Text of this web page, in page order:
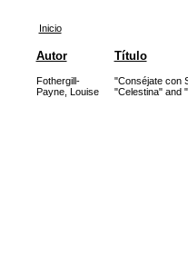
Inicio
Autor Título
Fothergill-
Payne, Louise
"Conséjate con
"Celestina" and